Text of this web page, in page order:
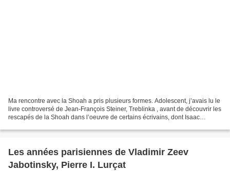
Ma rencontre avec la Shoah a pris plusieurs formes. Adolescent, j’avais lu le
livre controversé de Jean-François Steiner, Treblinka , avant de découvrir les
rescapés de la Shoah dans l’oeuvre de certains écrivains, dont Isaac
Les années parisiennes de Vladimir Zeev
Jabotinsky, Pierre I. Lurçat